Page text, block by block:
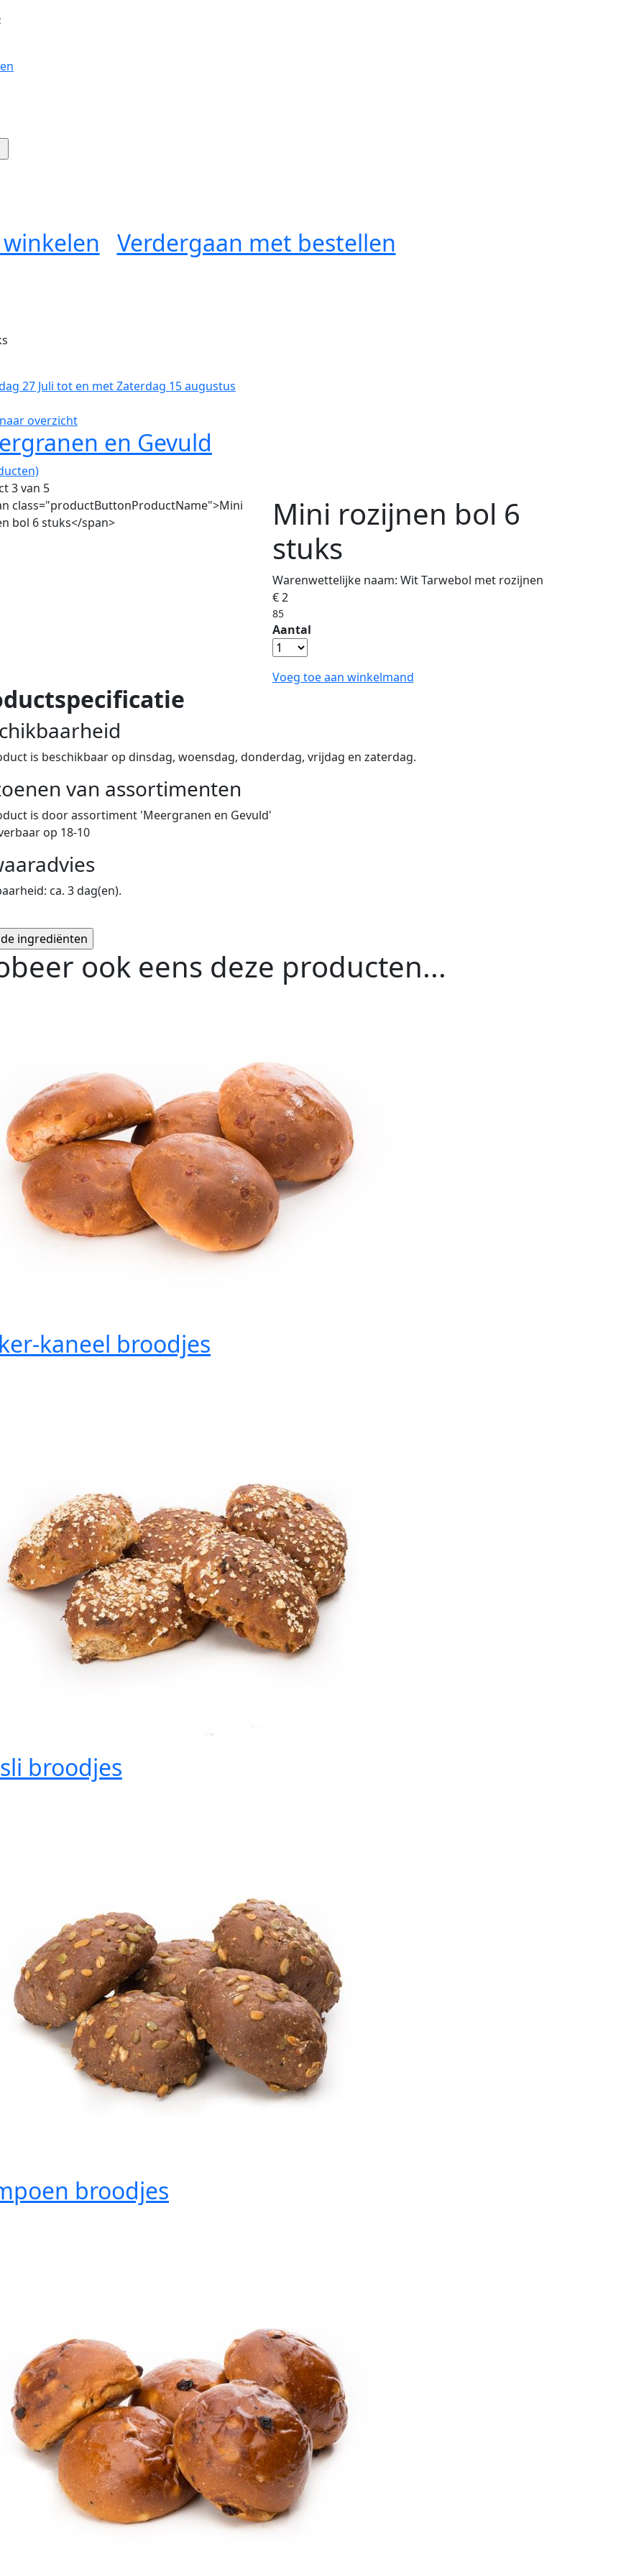
Verdergaan met bestellen
27 Juli tot en met Zaterdag 15 augustus
overzicht
en Gevuld
3 van 5
Mini rozijnen bol 6
stuks
Warenwettelijke naam: Wit Tarwebol met rozijnen
€ 2
85
Aantal
Voeg toe aan winkelmand
is beschikbaar op dinsdag, woensdag, donderdag, vrijdag en zaterdag.
van assortimenten
is door assortiment 'Meergranen en Gevuld'
op 18-10
ca. 3 dag(en).
ook eens deze producten...
kaneel broodjes
broodjes
broodjes